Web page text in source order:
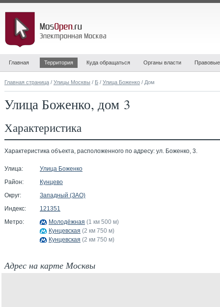
Главная Территория Куда обращаться Органы власти
Главная страница / Улицы Москвы / Б / Улица Боженко / Дом
Улица Боженко, дом 3
Характеристика
Характеристика объекта, расположенного по адресу: ул. Боженко, 3.
Улица:
Улица Боженко
Район:
Кунцево
Округ:
Западный (ЗАО)
Индекс:
121351
Метро:
Молодёжная (1 км 500 м)
Кунцевская (2 км 750 м)
Кунцевская (2 км 750 м)
Адрес на карте Москвы